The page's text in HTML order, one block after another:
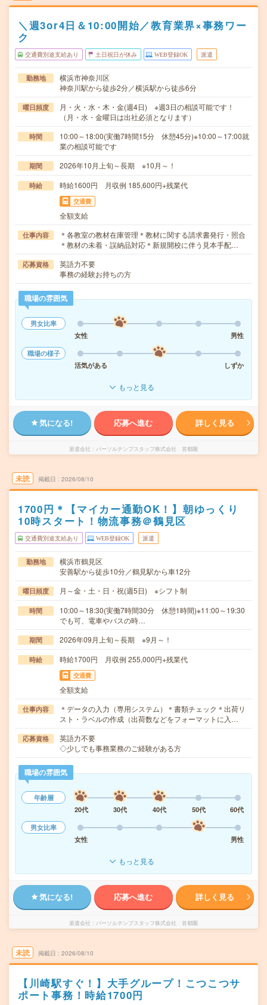
＼週3or4日＆10:00開始／教育業界×事務ワー
ク
交通費別途支給あり 土日祝日が休み WEB登録OK 派遣
勤務地
横浜市神奈川区
神奈川駅から徒歩2分／横浜駅から徒歩6分
曜日頻度
月・火・水・木・金(週4日) ※週3日の相談可能です！
（月・水・金曜日は出社必須となります）
時間
10:00～18:00(実働7時間15分 休憩45分)※10:00～17:00就
業の相談可能です
期間 2026年10月上旬～長期 ※10月～！
時給 時給1600円 月収例 185,600円+残業代
交通費
全額支給
仕事内容
＊各教室の教材在庫管理＊教材に関する請求書発行・照合
＊教材の未着・誤納品対応＊新規開校に伴う見本手配…
応募資格
英語力不要
事務の経験お持ちの方
職場の雰囲気
男女比率
女性
男性
職場の様子
活気がある
しずか
もっと見る
気になる! 応募へ進む 詳しく見る
派遣会社 パーソルテンプスタッフ株式会社 首都圏
未読 掲載日 2026/08/10
1700円＊【マイカー通勤OK！】朝ゆっくり
10時スタート！物流事務＠鶴見区
交通費別途支給あり WEB登録OK 派遣
勤務地
横浜市鶴見区
安善駅から徒歩10分／鶴見駅から車12分
曜日頻度 月～金・土・日・祝(週5日) ※シフト制
時間
10:00～18:30(実働7時間30分 休憩1時間)※11:00～19:30
でも可、電車やバスの時…
期間 2026年09月上旬～長期 ※9月～！
時給 時給1700円 月収例 255,000円+残業代
交通費
全額支給
仕事内容
＊データの入力（専用システム）＊書類チェック＊出荷リ
スト・ラベルの作成（出荷数などをフォーマットに入…
応募資格
英語力不要
◇少しでも事務業務のご経験がある方
職場の雰囲気
年齢層
20代
30代 40代 50代
60代
男女比率
女性
男性
もっと見る
気になる! 応募へ進む 詳しく見る
派遣会社 パーソルテンプスタッフ株式会社 首都圏
未読 掲載日 2026/08/10
【川崎駅すぐ！】大手グループ！こつこつサ
ポート事務！時給1700円